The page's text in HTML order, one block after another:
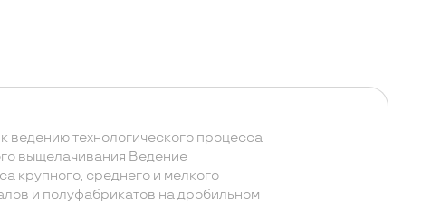
ведению технологического процесса
выщелачивания Ведение
крупного, среднего и мелкого
и полуфабрикатов на дробильном